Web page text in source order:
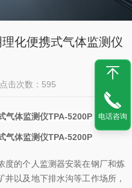
化便携式气体监测仪
点击次数：595
气体监测仪TPA-5200P
气体监测仪TPA-5200P
度的个人监测器安装在钢厂和炼
以及地下排水沟等工作场所，
电话咨询